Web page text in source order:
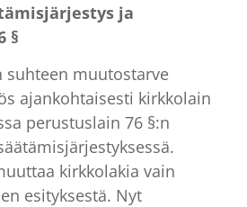
ja
§
suhteen muutostarve
ajankohtaisesti kirkkolain
perustuslain 76 §:n
kirkkolakia vain
esityksestä. Nyt